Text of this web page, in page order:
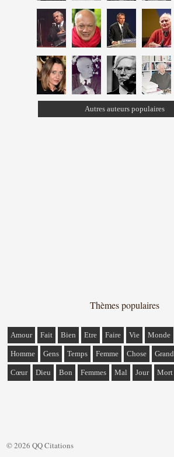
Autres auteurs populaires
Thèmes populaires
Amour Fait Bien Etre Faire Vie Monde
Homme Gens Temps Femme Chose Grand
Cœur Dieu Bon Femmes Mal Jour Mort
© 2026 QQ Citations